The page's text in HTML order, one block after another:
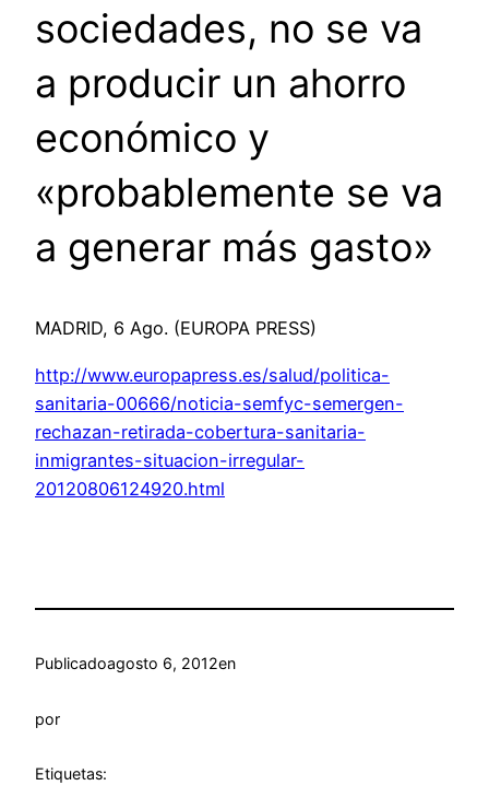
sociedades, no se va
a producir un ahorro
económico y
«probablemente se va
a generar más gasto»
MADRID, 6 Ago. (EUROPA PRESS)
http://www.europapress.es/salud/politica-
sanitaria-00666/noticia-semfyc-semergen-
rechazan-retirada-cobertura-sanitaria-
inmigrantes-situacion-irregular-
20120806124920.html
Publicadoagosto 6, 2012en
por
Etiquetas: